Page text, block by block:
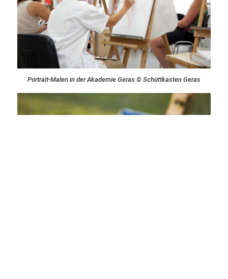
Portrait-Malen in der Akademie Geras © Schüttkasten Geras